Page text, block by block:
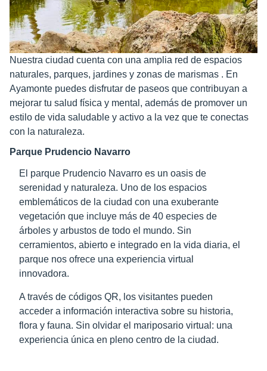
Nuestra ciudad cuenta con una amplia red de espacios
naturales, parques, jardines y zonas de marismas . En
Ayamonte puedes disfrutar de paseos que contribuyan a
mejorar tu salud física y mental, además de promover un
estilo de vida saludable y activo a la vez que te conectas
con la naturaleza.
Parque Prudencio Navarro
El parque Prudencio Navarro es un oasis de
serenidad y naturaleza. Uno de los espacios
emblemáticos de la ciudad con una exuberante
vegetación que incluye más de 40 especies de
árboles y arbustos de todo el mundo. Sin
cerramientos, abierto e integrado en la vida diaria, el
parque nos ofrece una experiencia virtual
innovadora.
A través de códigos QR, los visitantes pueden
acceder a información interactiva sobre su historia,
flora y fauna. Sin olvidar el mariposario virtual: una
experiencia única en pleno centro de la ciudad.